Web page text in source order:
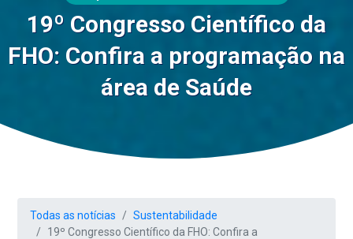
19º Congresso Científico da
FHO: Confira a programação na
área de Saúde
Todas as notícias
Sustentabilidade
19º Congresso Científico da FHO: Confira a